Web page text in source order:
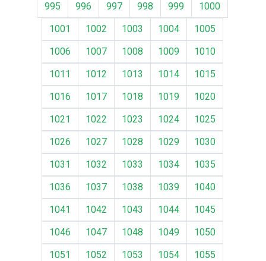
995
996 997 998 999
1000
1001
1002 1003 1004
1005
1006
1007 1008 1009
1010
1011
1012 1013 1014
1015
1016
1017 1018 1019
1020
1021
1022 1023 1024
1025
1026
1027 1028 1029
1030
1031
1032 1033 1034
1035
1036
1037 1038 1039
1040
1041
1042 1043 1044
1045
1046
1047 1048 1049
1050
1051
1052 1053 1054
1055